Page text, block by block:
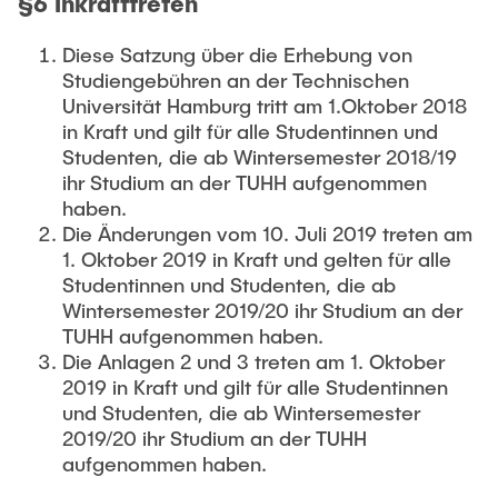
Diese Satzung über die Erhebung von
Studiengebühren an der Technischen
Universität Hamburg tritt am 1.Oktober 2018
in Kraft und gilt für alle Studentinnen und
Studenten, die ab Wintersemester 2018/19
ihr Studium an der TUHH aufgenommen
haben.
Die Änderungen vom 10. Juli 2019 treten am
1. Oktober 2019 in Kraft und gelten für alle
Studentinnen und Studenten, die ab
Wintersemester 2019/20 ihr Studium an der
TUHH aufgenommen haben.
Die Anlagen 2 und 3 treten am 1. Oktober
2019 in Kraft und gilt für alle Studentinnen
und Studenten, die ab Wintersemester
2019/20 ihr Studium an der TUHH
aufgenommen haben.